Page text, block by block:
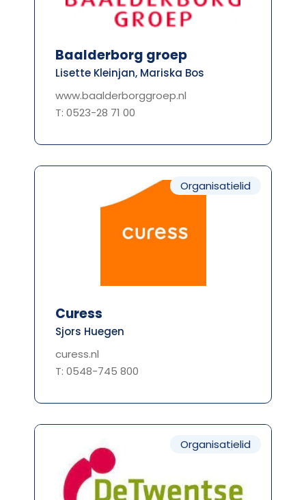
Baalderborg groep
Lisette Kleinjan, Mariska Bos
www.baalderborggroep.nl
T: 0523-28 71 00
Organisatielid
Curess
Sjors Huegen
curess.nl
T: 0548-745 800
Organisatielid